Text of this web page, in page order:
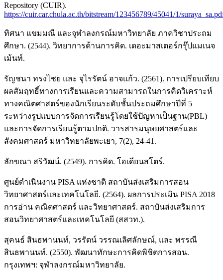
Repository (CUIR).
https://cuir.car.chula.ac.th/bitstream/123456789/45041/1/
ทิศนา แขมมณี และจุฬาลงกรณ์มหาวิทยาลัย ภาควิชาประถม
ศึกษา. (2544). วิทยาการด้านการคิด. เดอะมาสเตอร์กรุ๊ปแมเนจ
เม้นท์.
รัญชนา ทรงไชย และ จุไรรัตน์ อาจแก้ว. (2561). การเปรียบเทียบ
ผลสัมฤทธิ์ทางการเรียนและความสามารถในการคิดวิเคราะห์
ทางคณิตศาสตร์ของนักเรียนระดับชั้นประถมศึกษาปีที่ 5
ระหว่างรูปแบบการจัดการเรียนรู้โดยใช้ปัญหาเป็นฐาน(PBL)
และการจัดการเรียนรู้ตามปกติ. วารสารมนุษยศาสตร์และ
สังคมศาสตร์ มหาวิทยาลัยพะเยา, 7(2), 24-41.
ลักขณา สริวัฒน์. (2549). การคิด. โอเดียนสโตร์.
ศูนย์ดำเนินงาน PISA แห่งชาติ สถาบันส่งเสริมการสอน
วิทยาศาสตร์และเทคโนโลยี. (2564). ผลการประเมิน PISA 2018
การอ่าน คณิตศาสตร์ และวิทยาศาสตร์. สถาบันส่งเสริมการ
สอนวิทยาศาสตร์และเทคโนโลยี (สสวท.).
สุคนธ์ สินธพานนท์, วรรัตน์ วรรณเลิศลักษณ์, และ พรรณี
สินธพานนท์. (2550). พัฒนาทักษะการคิดพิชิตการสอน.
กรุงเทพฯ: จุฬาลงกรณ์มหาวิทยาลัย.